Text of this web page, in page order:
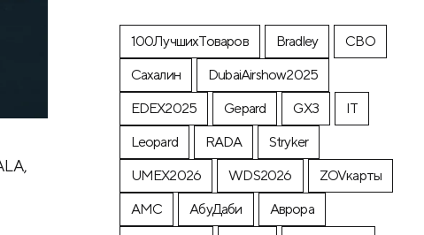
100ЛучшихТоваров Bradley
CВО
Cахалин
DubaiAirshow2025
EDEX2025
Gepard GX3
IT
Leopard
RADA
Stryker
UMEX2026
WDS2026
ZOVкарты
АМС
АбуДаби
Аврора